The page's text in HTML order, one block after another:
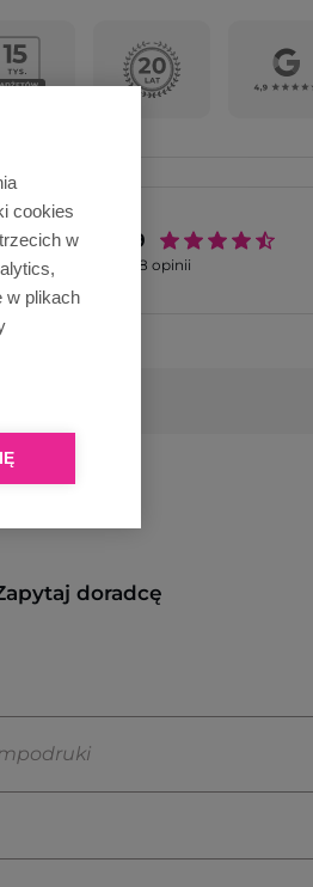
cookies
w
w plikach
nas 4.9
2768 opinii
doradcę